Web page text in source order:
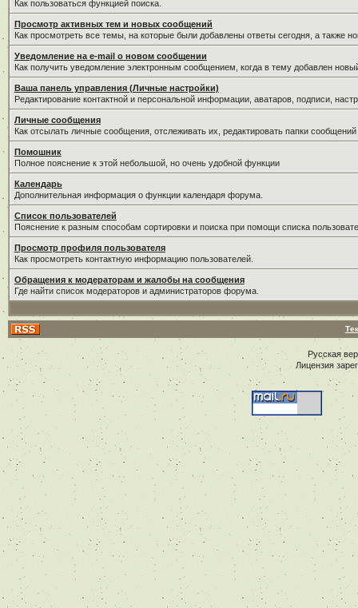
Как пользоваться функцией поиска.
Просмотр активных тем и новых сообщений
Как просмотреть все темы, на которые были добавлены ответы сегодня, а также
Уведомление на е-mail о новом сообщении
Как получить уведомление электронным сообщением, когда в тему добавлен
Ваша панель управления (Личные настройки)
Редактирование контактной и персональной информации, аватаров, подписи,
Личные сообщения
Как отсылать личные сообщения, отслеживать их, редактировать папки
Помошник
Полное пояснение к этой небольшой, но очень удобной функции
Календарь
Дополнительная информация о функции календаря форума.
Список пользователей
Пояснение к разным способам сортировки и поиска при помощи списка
Просмотр профиля пользователя
Как просмотреть контактную информацию пользователей.
Обращения к модераторам и жалобы на сообщения
Где найти список модераторов и администраторов форума.
Русская
Лицензия